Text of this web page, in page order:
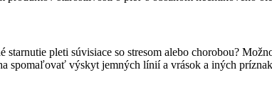
starnutie pleti súvisiace so stresom alebo chorobou?
spomaľovať výskyt jemných línií a vrások a iných